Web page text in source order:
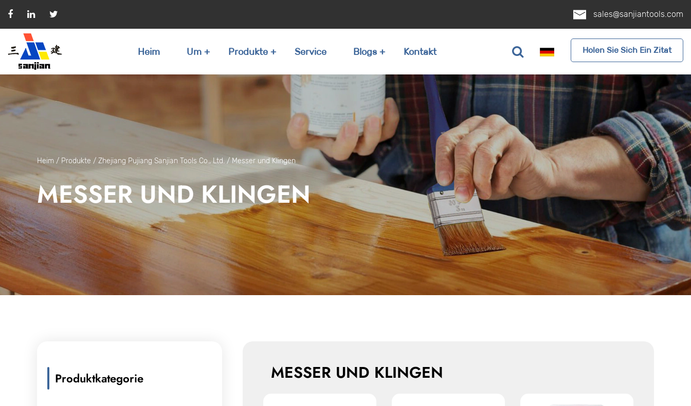
sales@sanjiantools.com
Heim Um Produkte Service Blogs Kontakt Holen Sie Sich Ein Zitat
Heim / Produkte / Zhejiang Pujiang Sanjian Tools Co., Ltd. /Messer und Klingen
MESSER UND KLINGEN
Produktkategorie MESSER UND KLINGEN